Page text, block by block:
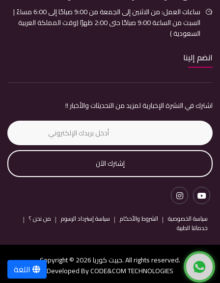
ساعات العمل: من الاثنين إلى الجمعة من 9:00 صباحًا إلى 6:00 مساءً |
السبت من الساعة 9:00 صباحًا حتى 2:00 ظهرًا (وقت المملكة العربية
السعودية )
انضم إلينا
اشترك في النشرة الإخبارية لمزيد من التحديثات والأخبار !!
إشترك الآن
سياسة الخصوصية الشروط والأحكام سياسة إسترداد الرسوم
من نحن ؟
خدماتنا الطبية
Copyright © 2026 حبيت كوريا. All rights reserved.
Developed ByCODE&COM TECHNOLOGIES